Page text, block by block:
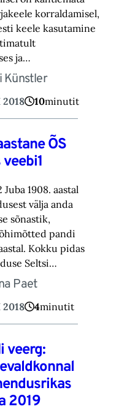
korraldamisel,
keele kasutamine
ja…
Künstler
2018 10minutit
ÕS
1908. aastal
välja anda
sõnastik,
pandi
Kokku pidas
Seltsi…
Paet
2018 4minutit
veerg:
2019